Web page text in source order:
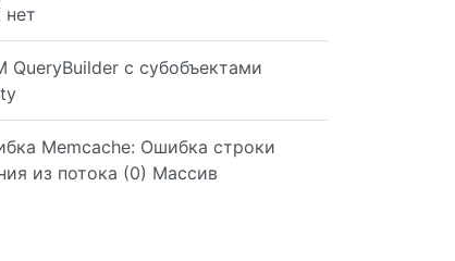
нет
QueryBuilder с субобъектами
Memcache: Ошибка строки
из потока (0) Массив
} add_filter('wp_nav_menu','add_menuclass');